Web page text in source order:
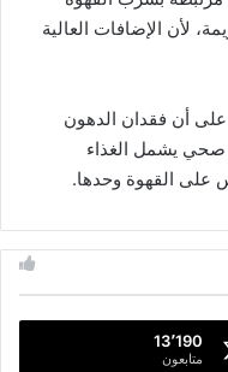
لأن الإضافات العالية
أن فقدان الدهون
صحي يشمل الغذاء
على القهوة وحدها.
13٬190
متابعون